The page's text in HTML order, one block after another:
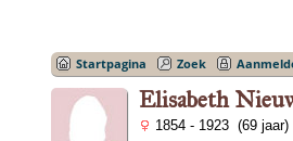
Startpagina Zoek
Elisabeth
1854 - 1923 (69 jaar)